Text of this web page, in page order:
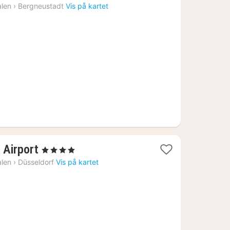
natt
› Bergneustadt Vis på kartet
Airport 1
natt
, 4 Stjerner
› Düsseldorf Vis på kartet